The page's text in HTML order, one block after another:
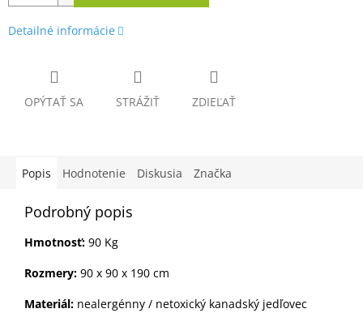
Detailné informácie
OPÝTAŤ SA STRÁŽIŤ ZDIEĽAŤ
Popis Hodnotenie Diskusia Značka
Podrobný popis
Hmotnosť: 90 Kg
Rozmery: 90 x 90 x 190 cm
Materiál: nealergénny / netoxický kanadský jedľovec